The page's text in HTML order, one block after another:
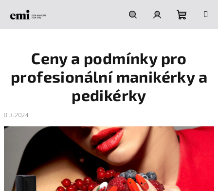
HledatPřihlášeníNákupní
košík
Ceny a podmínky pro
profesionální manikérky a
pedikérky
8.3.2024